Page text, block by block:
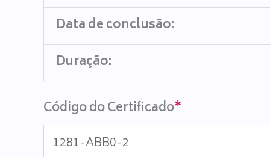
Data de conclusão:
Duração:
Código do Certificado*